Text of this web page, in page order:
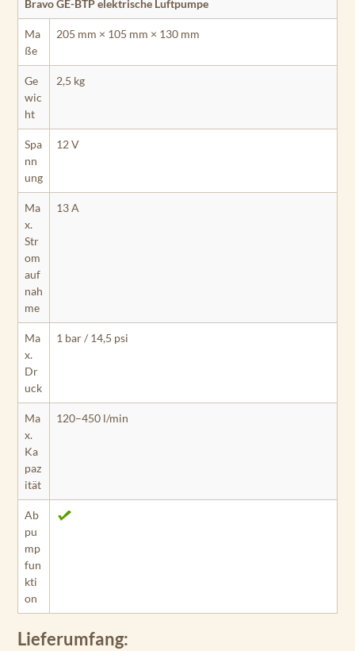
Bravo GE-BTP elektrische Luftpumpe
Ma
ße
205 mm × 105 mm × 130 mm
Ge
wic
ht
2,5 kg
Spa
nn
ung
12 V
Ma
x.
Str
om
auf
nah
me
13 A
Ma
x.
Dr
uck
1 bar / 14,5 psi
Ma
x.
Ka
paz
ität
120–450 l/min
Ab
pu
mp
fun
kti
on
Lieferumfang: